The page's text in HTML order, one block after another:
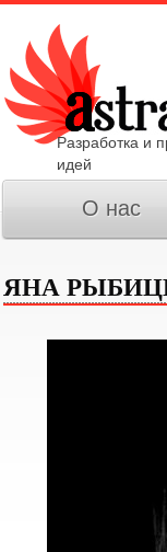
Разработка и
идей
О нас
ЯНА